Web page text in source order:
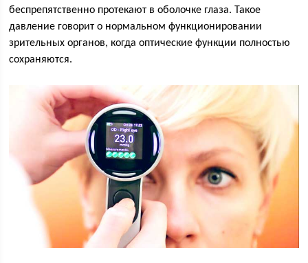
беспрепятственно протекают в оболочке глаза. Такое
давление говорит о нормальном функционировании
зрительных органов, когда оптические функции полностью
сохраняются.